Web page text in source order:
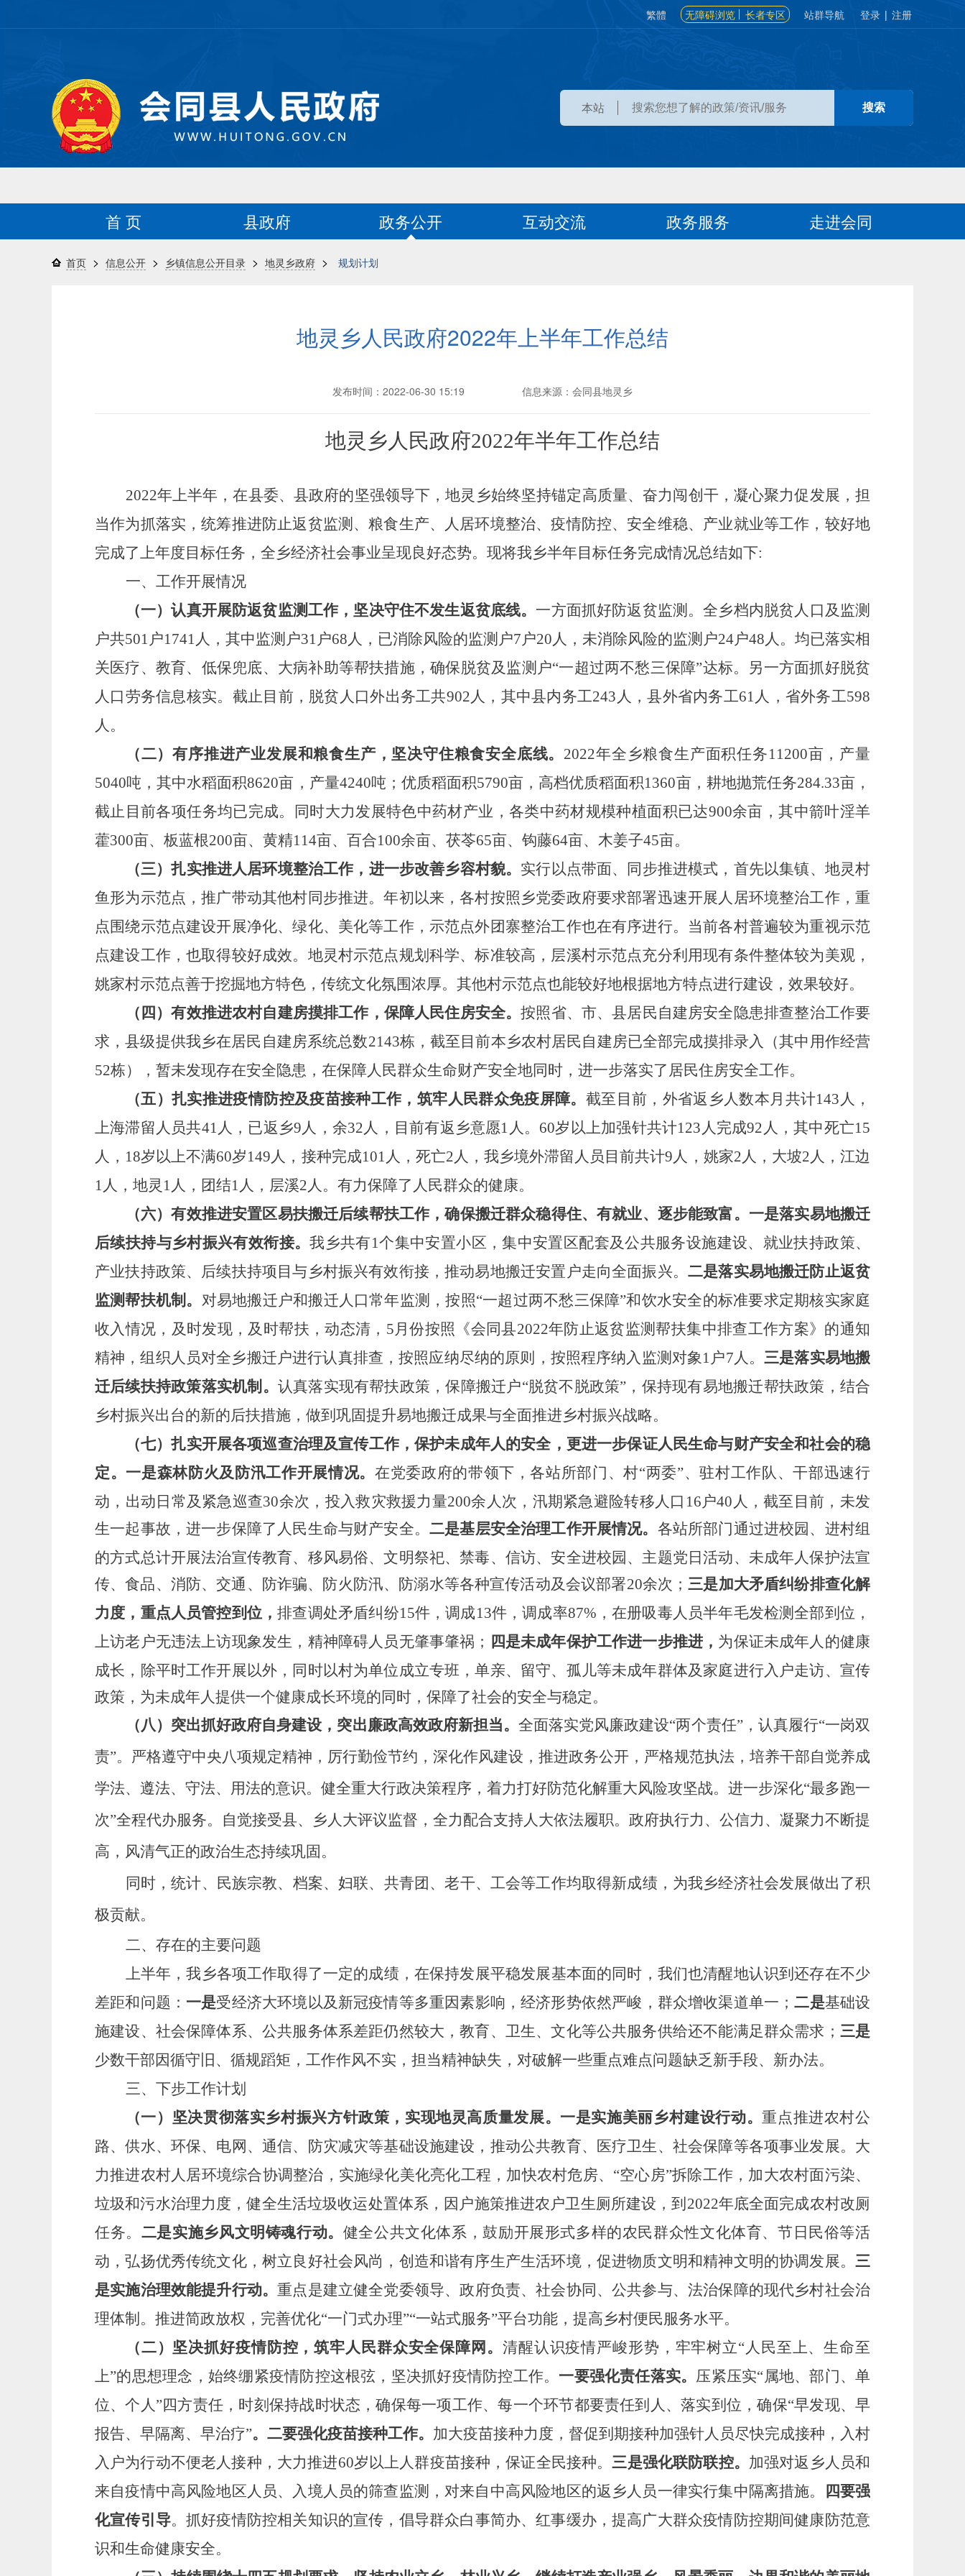
繁體 无障碍浏览 长者专区 站群导航 登录 | 注册
本站
首 页 县政府 政务公开 互动交流 政务服务 走进会同
首页 > 信息公开 > 乡镇信息公开目录 > 地灵乡政府 > 规划计划
地灵乡人民政府2022年上半年工作总结
发布时间：2022-06-30 15:19 信息来源：会同县地灵乡
地灵乡人民政府2022年半年工作总结
2022年上半年，在县委、县政府的坚强领导下，地灵乡始终坚持锚定高质量、奋力闯创干，凝心聚力促发展，担
当作为抓落实，统筹推进防止返贫监测、粮食生产、人居环境整治、疫情防控、安全维稳、产业就业等工作，较好地
完成了上年度目标任务，全乡经济社会事业呈现良好态势。 现将我乡半年目标任务完成情况总结如下:
一、工作开展情况
（一）认真开展防返贫监测工作，坚决守住不发生返贫底线。 一方面抓好防返贫监测。全乡档内脱贫人口及监测
户共501户1741人，其中监测户31户68人，已消除风险的监测户7户20人，未消除风险的监测户24户48人。均已落实相
关医疗、教育、低保兜底、大病补助等帮扶措施，确保脱贫及监测户“一超过两不愁三保障”达标。另一方面抓好脱贫
人口劳务信息核实。截止目前，脱贫人口外出务工共902人，其中县内务工243人，县外省内务工61人，省外务工598
人。
（二）有序推进产业发展和粮食生产，坚决守住粮食安全底线。 2022年全乡粮食生产面积任务11200亩，产量
5040吨，其中水稻面积8620亩，产量4240吨；优质稻面积5790亩，高档优质稻面积1360亩，耕地抛荒任务284.33亩，
截止目前各项任务均已完成。同时大力发展特色中药材产业，各类中药材规模种植面积已达900余亩，其中箭叶淫羊
藿300亩、板蓝根200亩、黄精114亩、百合100余亩、茯苓65亩、钩藤64亩、木姜子45亩。
（三）扎实推进人居环境整治工作，进一步改善乡容村貌。 实行以点带面、同步推进模式，首先以集镇、地灵村
鱼形为示范点，推广带动其他村同步推进。年初以来，各村按照乡党委政府要求部署迅速开展人居环境整治工作，重
点围绕示范点建设开展净化、绿化、美化等工作，示范点外团寨整治工作也在有序进行。当前各村普遍较为重视示范
点建设工作，也取得较好成效。地灵村示范点规划科学、标准较高，层溪村示范点充分利用现有条件整体较为美观，
姚家村示范点善于挖掘地方特色，传统文化氛围浓厚。其他村示范点也能较好地根据地方特点进行建设，效果较好。
（四）有效推进农村自建房摸排工作，保障人民住房安全。按照省、市、县居民自建房安全隐患排查整治工作要
求，县级提供我乡在居民自建房系统总数2143栋，截至目前本乡农村居民自建房已全部完成摸排录入（其中用作经营
52栋），暂未发现存在安全隐患，在保障人民群众生命财产安全地同时，进一步落实了居民住房安全工作。
（五）扎实推进疫情防控及疫苗接种工作，筑牢人民群众免疫屏障。 截至目前，外省返乡人数本月共计143人，
上海滞留人员共41人，已返乡9人，余32人，目前有返乡意愿1人。60岁以上加强针共计123人完成92人，其中死亡15
人，18岁以上不满60岁149人，接种完成101人，死亡2人，我乡境外滞留人员目前共计9人，姚家2人，大坡2人，江边
1人，地灵1人，团结1人，层溪2人。有力保障了人民群众的健康。
（六）有效推进安置区易扶搬迁后续帮扶工作，确保搬迁群众稳得住、有就业、逐步能致富。 一是落实易地搬迁
后续扶持与乡村振兴有效衔接。我乡共有1个集中安置小区，集中安置区配套及公共服务设施建设、就业扶持政策、
产业扶持政策、后续扶持项目与乡村振兴有效衔接，推动易地搬迁安置户走向全面振兴。二是落实易地搬迁防止返贫
监测帮扶机制。 对易地搬迁户和搬迁人口常年监测，按照“一超过两不愁三保障”和饮水安全的标准要求定期核实家庭
收入情况，及时发现，及时帮扶，动态清，5月份按照《会同县2022年防止返贫监测帮扶集中排查工作方案》的通知
精神，组织人员对全乡搬迁户进行认真排查，按照应纳尽纳的原则，按照程序纳入监测对象1户7人。三是落实易地搬
迁后续扶持政策落实机制。 认真落实现有帮扶政策，保障搬迁户“脱贫不脱政策”，保持现有易地搬迁帮扶政策，结合
乡村振兴出台的新的后扶措施，做到巩固提升易地搬迁成果与全面推进乡村振兴战略。
（七）扎实开展各项巡查治理及宣传工作，保护未成年人的安全，更进一步保证人民生命与财产安全和社会的稳
定。 一是森林防火及防汛工作开展情况。 在党委政府的带领下，各站所部门、村“两委”、驻村工作队、干部迅速行
动，出动日常及紧急巡查30余次，投入救灾救援力量200余人次，汛期紧急避险转移人口16户40人，截至目前，未发
生一起事故，进一步保障了人民生命与财产安全。 二是基层安全治理工作开展情况。 各站所部门通过进校园、进村组
的方式总计开展法治宣传教育、移风易俗、文明祭祀、禁毒、信访、安全进校园、主题党日活动、未成年人保护法宣
传、食品、消防、交通、防诈骗、防火防汛、防溺水等各种宣传活动及会议部署20余次；三是加大矛盾纠纷排查化解
力度，重点人员管控到位，排查调处矛盾纠纷15件，调成13件，调成率87%，在册吸毒人员半年毛发检测全部到位，
上访老户无违法上访现象发生，精神障碍人员无肇事肇祸；
四是未成年保护工作进一步推进， 为保证未成年人的健康
成长，除平时工作开展以外，同时以村为单位成立专班，单亲、留守、孤儿等未成年群体及家庭进行入户走访、宣传
政策，为未成年人提供一个健康成长环境的同时，保障了社会的安全与稳定。
（八）突出抓好政府自身建设，突出廉政高效政府新担当。 全面落实党风廉政建设“两个责任”，认真履行“一岗双
责”。严格遵守中央八项规定精神，厉行勤俭节约，深化作风建设，推进政务公开，严格规范执法，培养干部自觉养成
学法、遵法、守法、用法的意识。健全重大行政决策程序，着力打好防范化解重大风险攻坚战。进一步深化“最多跑一
次”全程代办服务。自觉接受县、乡人大评议监督，全力配合支持人大依法履职。政府执行力、公信力、凝聚力不断提
高，风清气正的政治生态持续巩固。
同时，统计、民族宗教、 档案、妇联、共青团、老干、工会等工作均取得新成绩，为我乡经济社会发展做出了积
极贡献。
二、存在的主要问题
上半年，我乡各项工作取得了一定的成绩，在保持发展平稳发展基本面的同时，我们也清醒地认识到还存在不少
差距和问题： 一是受经济大环境以及新冠疫情等多重因素影响，经济形势依然严峻，群众增收渠道单一；二是基础设
施建设、社会保障体系、公共服务体系差距仍然较大，教育、卫生、文化等公共服务供给还不能满足群众需求； 三是
少数干部因循守旧、循规蹈矩，工作作风不实，担当精神缺失，对破解一些重点难点问题缺乏新手段、新办法。
三、下步工作计划
（一）坚决贯彻落实乡村振兴方针政策，实现地灵高质量发展。 一是实施美丽乡村建设行动。重点推进农村公
路、供水、环保、电网、通信、防灾减灾等基础设施建设，推动公共教育、医疗卫生、社会保障等各项事业发展。大
力推进农村人居环境综合协调整治，实施绿化美化亮化工程，加快农村危房、 “空心房”拆除工作，加大农村面污染、
垃圾和污水治理力度，健全生活垃圾收运处置体系，因户施策推进农户卫生厕所建设，到2022年底全面完成农村改厕
任务。 二是实施乡风文明铸魂行动。 健全公共文化体系，鼓励开展形式多样的农民群众性文化体育、节日民俗等活
动，弘扬优秀传统文化，树立良好社会风尚，创造和谐有序生产生活环境，促进物质文明和精神文明的协调发展。 三
是实施治理效能提升行动。重点是建立健全党委领导、政府负责、社会协同、公共参与、法治保障的现代乡村社会治
理体制。推进简政放权，完善优化“一门式办理”“一站式服务”平台功能，提高乡村便民服务水平。
（二）坚决抓好疫情防控，筑牢人民群众安全保障网。 清醒认识疫情严峻形势，牢牢树立“人民至上、生命至
上”的思想理念，始终绷紧疫情防控这根弦，坚决抓好疫情防控工作。 一要强化责任落实。 压紧压实“属地、部门、单
位、个人”四方责任，时刻保持战时状态，确保每一项工作、每一个环节都要责任到人、落实到位，确保“早发现、早
报告、早隔离、早治疗”。二要强化疫苗接种工作。 加大疫苗接种力度，督促到期接种加强针人员尽快完成接种，入村
入户为行动不便老人接种，大力推进60岁以上人群疫苗接种，保证全民接种。三是强化联防联控。 加强对返乡人员和
来自疫情中高风险地区人员、入境人员的筛查监测，对来自中高风险地区的返乡人员一律实行集中隔离措施。
四要强
化宣传引导。抓好疫情防控相关知识的宣传，倡导群众白事简办、红事缓办，提高广大群众疫情防控期间健康防范意
识和生命健康安全。